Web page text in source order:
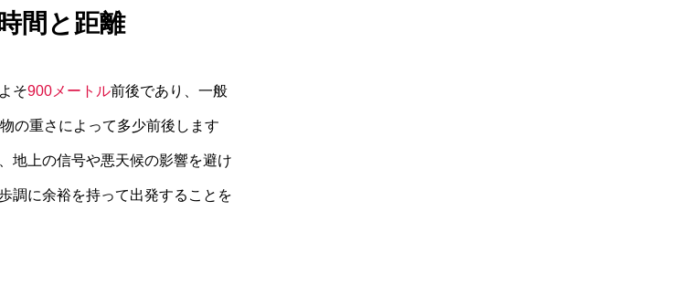
間と距離
そ900メートル前後であり、一般
の重さによって多少前後します
地上の信号や悪天候の影響を避け
調に余裕を持って出発することを